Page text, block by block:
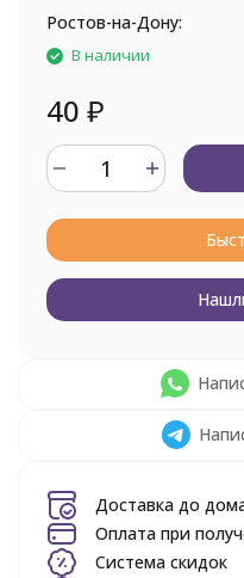
Ростов-на-Дону:
В наличии
40 ₽
Доставка до
Оплата при
Система скидок